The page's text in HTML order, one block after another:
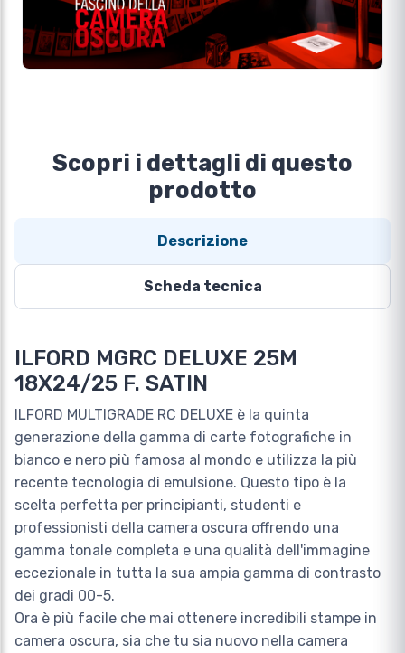
Scopri i dettagli di questo
prodotto
Descrizione
Scheda tecnica
ILFORD MGRC DELUXE 25M
18X24/25 F. SATIN
ILFORD MULTIGRADE RC DELUXE è la quinta
generazione della gamma di carte fotografiche in
bianco e nero più famosa al mondo e utilizza la più
recente tecnologia di emulsione. Questo tipo è la
scelta perfetta per principianti, studenti e
professionisti della camera oscura offrendo una
gamma tonale completa e una qualità dell'immagine
eccezionale in tutta la sua ampia gamma di contrasto
dei gradi 00-5.
Ora è più facile che mai ottenere incredibili stampe in
camera oscura, sia che tu sia nuovo nella camera